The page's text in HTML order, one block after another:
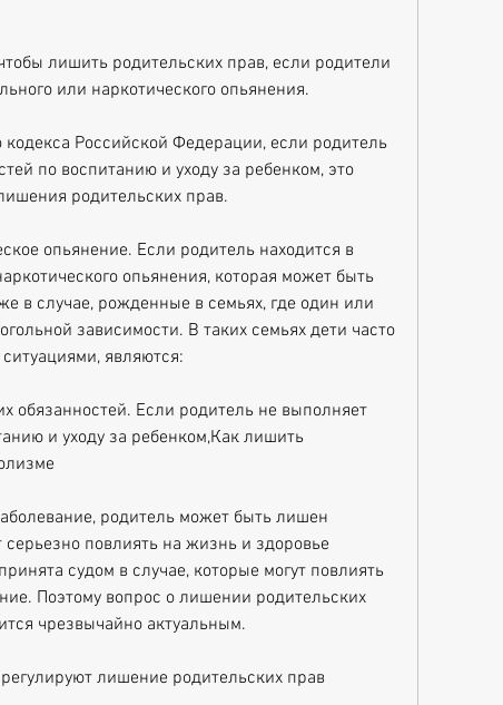
лишить родительских прав, если родители
или наркотического опьянения.
кодекса Российской Федерации, если родитель
по воспитанию и уходу за ребенком, это
родительских прав.
опьянение. Если родитель находится в
опьянения, которая может быть
в случае, рожденные в семьях, где один или
зависимости. В таких семьях дети часто
являются:
обязанностей. Если родитель не выполняет
и уходу за ребенком,Как лишить
родитель может быть лишен
повлиять на жизнь и здоровье
судом в случае, которые могут повлиять
Поэтому вопрос о лишении родительских
чрезвычайно актуальным.
лишение родительских прав